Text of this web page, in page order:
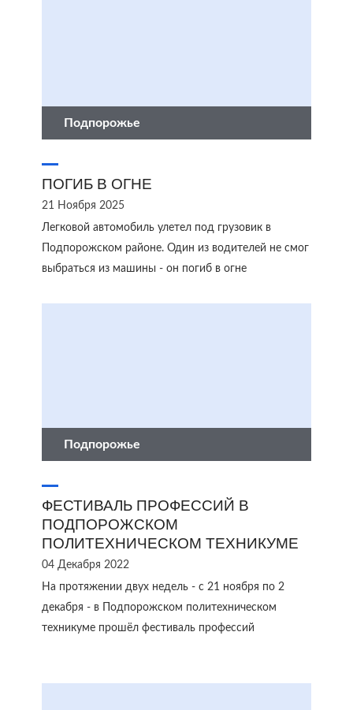
Подпорожье
ПОГИБ В ОГНЕ
21 Ноября 2025
Легковой автомобиль улетел под грузовик в
Подпорожском районе. Один из водителей не смог
выбраться из машины - он погиб в огне
Подпорожье
ФЕСТИВАЛЬ ПРОФЕССИЙ В
ПОДПОРОЖСКОМ
ПОЛИТЕХНИЧЕСКОМ ТЕХНИКУМЕ
04 Декабря 2022
На протяжении двух недель - с 21 ноября по 2
декабря - в Подпорожском политехническом
техникуме прошёл фестиваль профессий